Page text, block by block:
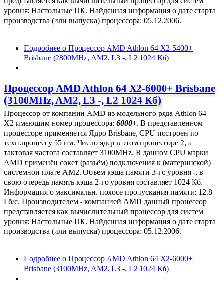
уровня: Настольные ПК. Найденная информация о дате старта
производства (или выпуска) процессора: 05.12.2006.
Подробнее о Процессор AMD Athlon 64 X2-5400+
Brisbane (2800MHz, AM2, L3 -, L2 1024 Кб)
Процессор AMD Athlon 64 X2-6000+ Brisbane
(3100MHz, AM2, L3 -, L2 1024 Кб)
Процессор от компании AMD из модельного ряда Athlon 64
X2 имеющим номер процессора: 6000+. В представленном
процессоре применяется Ядро Brisbane, CPU построен по
техн.процессу 65 нм. Число ядер в этом процессоре 2, а
тактовая частота составляет 3100MHz. В данном CPU марки
AMD применён сокет (разъём) подключения к (материнской)
системной плате AM2. Объём кэша памяти 3-го уровня -, в
свою очередь память кэша 2-го уровня составляет 1024 Кб.
Информация о максимальн. полосе пропускания памяти: 12.8
Гб/с. Производителем - компанией AMD данный процессор
представляется как вычислительный процессор для систем
уровня: Настольные ПК. Найденная информация о дате старта
производства (или выпуска) процессора: 05.12.2006.
Подробнее о Процессор AMD Athlon 64 X2-6000+
Brisbane (3100MHz, AM2, L3 -, L2 1024 Кб)